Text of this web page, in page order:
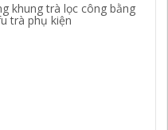
khung trà lọc công bằng
trà phụ kiện